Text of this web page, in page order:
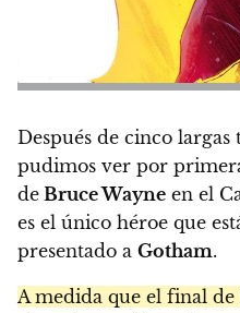
Después de cinco
pudimos ver por
de Bruce Wayne en el
es el único héroe que
presentado a Gotham.
A medida que el final de